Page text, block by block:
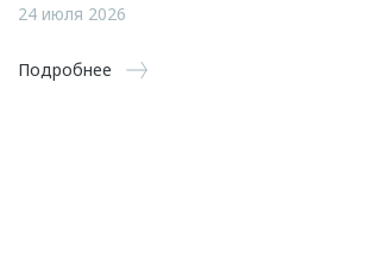
24 июля 2026
Подробнее